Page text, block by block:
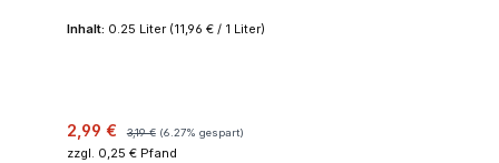
Inhalt: 0.25 Liter (11,96 € / 1 Liter)
Verkaufspreis:
2,99 € Regulärer Preis:
3,19 € (6.27% gespart)
zzgl. 0,25 € Pfand